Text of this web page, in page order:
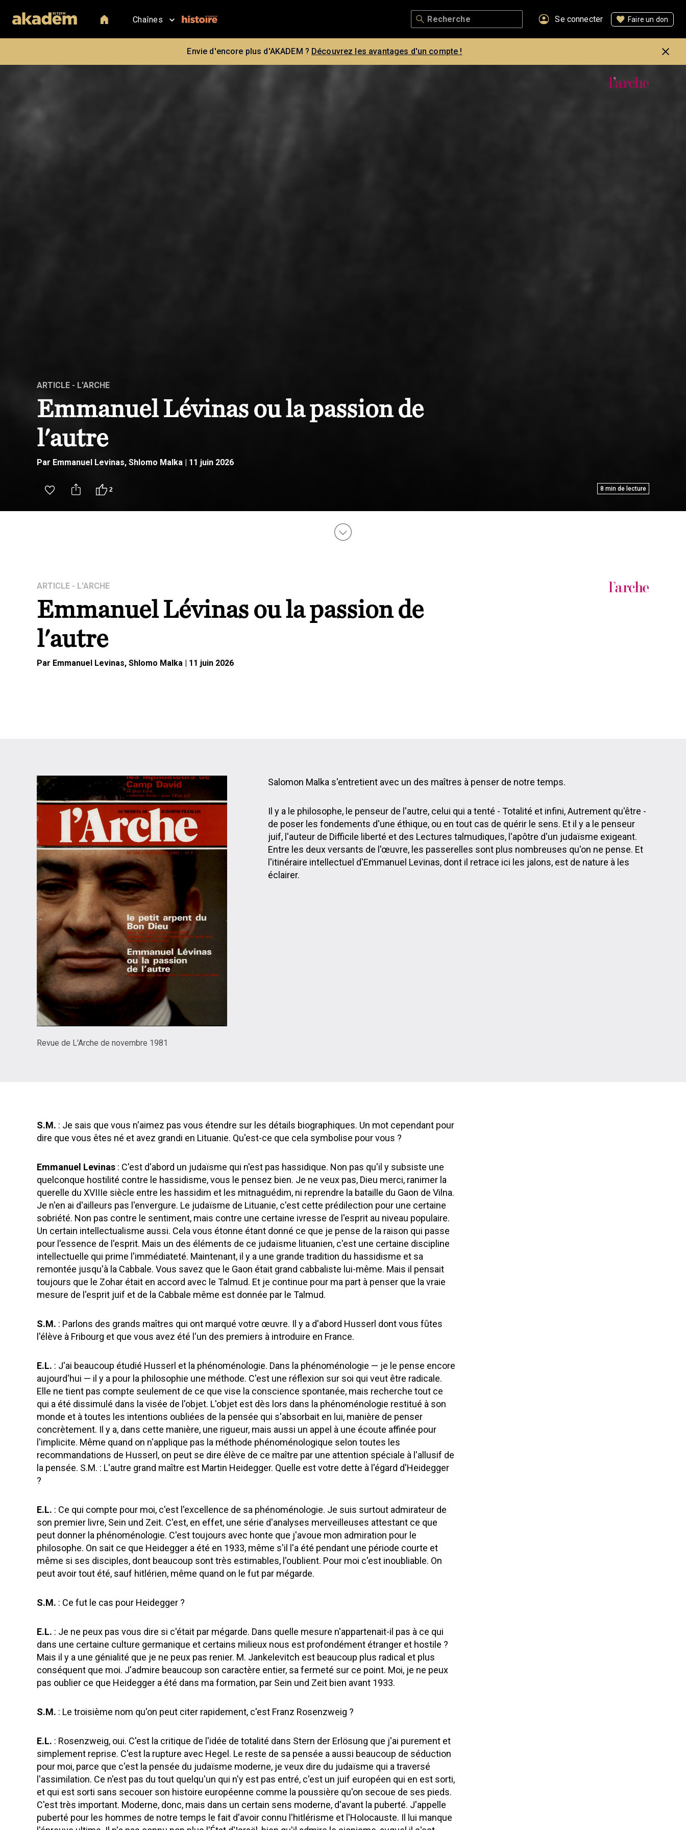
Chaînes Se connecter Faire un don
Envie d'encore plus d'AKADEM ? Découvrez les avantages d'un compte !
8 min de lecture
ARTICLE - L'ARCHE
Emmanuel Lévinas ou la passion de
l'autre
Par Emmanuel Levinas, Shlomo Malka | 11 juin 2026
2
ARTICLE - L'ARCHE
Emmanuel Lévinas ou la passion de
l'autre
Par Emmanuel Levinas, Shlomo Malka | 11 juin 2026
Revue de L'Arche de novembre 1981
Salomon Malka s'entretient avec un des maîtres à penser de notre temps.
Il y a le philosophe, le penseur de l'autre, celui qui a tenté - Totalité et infini, Autrement qu'être -
de poser les fondements d'une éthique, ou en tout cas de quérir le sens. Et il y a le penseur
juif, l'auteur de Difficile liberté et des Lectures talmudiques, l'apôtre d'un judaïsme exigeant.
Entre les deux versants de l'œuvre, les passerelles sont plus nombreuses qu'on ne pense. Et
l'itinéraire intellectuel d'Emmanuel Levinas, dont il retrace ici les jalons, est de nature à les
éclairer.
S.M. : Je sais que vous n'aimez pas vous étendre sur les détails biographiques. Un mot cependant pour
dire que vous êtes né et avez grandi en Lituanie. Qu'est-ce que cela symbolise pour vous ?
Emmanuel Levinas : C'est d'abord un judaïsme qui n'est pas hassidique. Non pas qu'il y subsiste une
quelconque hostilité contre le hassidisme, vous le pensez bien. Je ne veux pas, Dieu merci, ranimer la
querelle du XVIIIe siècle entre les hassidim et les mitnaguédim, ni reprendre la bataille du Gaon de Vilna.
Je n'en ai d'ailleurs pas l'envergure. Le judaïsme de Lituanie, c'est cette prédilection pour une certaine
sobriété. Non pas contre le sentiment, mais contre une certaine ivresse de l'esprit au niveau populaire.
Un certain intellectualisme aussi. Cela vous étonne étant donné ce que je pense de la raison qui passe
pour l'essence de l'esprit. Mais un des éléments de ce judaïsme lituanien, c'est une certaine discipline
intellectuelle qui prime l'immédiateté. Maintenant, il y a une grande tradition du hassidisme et sa
remontée jusqu'à la Cabbale. Vous savez que le Gaon était grand cabbaliste lui-même. Mais il pensait
toujours que le Zohar était en accord avec le Talmud. Et je continue pour ma part à penser que la vraie
mesure de l'esprit juif et de la Cabbale même est donnée par le Talmud.
S.M. : Parlons des grands maîtres qui ont marqué votre œuvre. Il y a d'abord Husserl dont vous fûtes
l'élève à Fribourg et que vous avez été l'un des premiers à introduire en France.
E.L. : J'ai beaucoup étudié Husserl et la phénoménologie. Dans la phénoménologie — je le pense encore
aujourd'hui — il y a pour la philosophie une méthode. C'est une réflexion sur soi qui veut être radicale.
Elle ne tient pas compte seulement de ce que vise la conscience spontanée, mais recherche tout ce
qui a été dissimulé dans la visée de l'objet. L'objet est dès lors dans la phénoménologie restitué à son
monde et à toutes les intentions oubliées de la pensée qui s'absorbait en lui, manière de penser
concrètement. Il y a, dans cette manière, une rigueur, mais aussi un appel à une écoute affinée pour
l'implicite. Même quand on n'applique pas la méthode phénoménologique selon toutes les
recommandations de Husserl, on peut se dire élève de ce maître par une attention spéciale à l'allusif de
la pensée. S.M. : L'autre grand maître est Martin Heidegger. Quelle est votre dette à l'égard d'Heidegger
?
E.L. : Ce qui compte pour moi, c'est l'excellence de sa phénoménologie. Je suis surtout admirateur de
son premier livre, Sein und Zeit. C'est, en effet, une série d'analyses merveilleuses attestant ce que
peut donner la phénoménologie. C'est toujours avec honte que j'avoue mon admiration pour le
philosophe. On sait ce que Heidegger a été en 1933, même s'il l'a été pendant une période courte et
même si ses disciples, dont beaucoup sont très estimables, l'oublient. Pour moi c'est inoubliable. On
peut avoir tout été, sauf hitlérien, même quand on le fut par mégarde.
S.M. : Ce fut le cas pour Heidegger ?
E.L. : Je ne peux pas vous dire si c'était par mégarde. Dans quelle mesure n'appartenait-il pas à ce qui
dans une certaine culture germanique et certains milieux nous est profondément étranger et hostile ?
Mais il y a une génialité que je ne peux pas renier. M. Jankelevitch est beaucoup plus radical et plus
conséquent que moi. J'admire beaucoup son caractère entier, sa fermeté sur ce point. Moi, je ne peux
pas oublier ce que Heidegger a été dans ma formation, par Sein und Zeit bien avant 1933.
S.M. : Le troisième nom qu'on peut citer rapidement, c'est Franz Rosenzweig ?
E.L. : Rosenzweig, oui. C'est la critique de l'idée de totalité dans Stern der Erlösung que j'ai purement et
simplement reprise. C'est la rupture avec Hegel. Le reste de sa pensée a aussi beaucoup de séduction
pour moi, parce que c'est la pensée du judaïsme moderne, je veux dire du judaïsme qui a traversé
l'assimilation. Ce n'est pas du tout quelqu'un qui n'y est pas entré, c'est un juif européen qui en est sorti,
et qui est sorti sans secouer son histoire européenne comme la poussière qu'on secoue de ses pieds.
C'est très important. Moderne, donc, mais dans un certain sens moderne, d'avant la puberté. J'appelle
puberté pour les hommes de notre temps le fait d'avoir connu l'hitlérisme et l'Holocauste. Il lui manque